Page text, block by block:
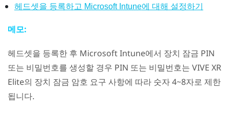
헤드셋을 등록하고 Microsoft Intune에 대해 설정하기
메모:
헤드셋을 등록한 후 Microsoft Intune에서 장치 잠금 PIN
또는 비밀번호를 생성할 경우 PIN 또는 비밀번호는 VIVE XR
Elite의 장치 잠금 암호 요구 사항에 따라 숫자 4~8자로 제한
됩니다.